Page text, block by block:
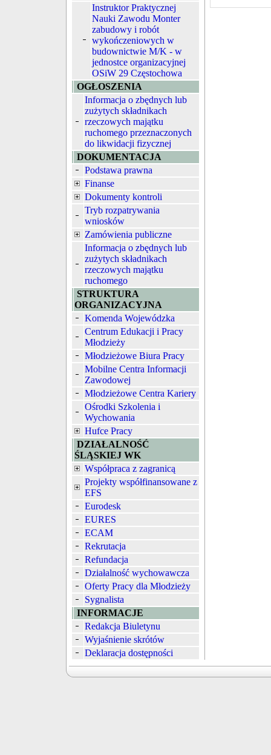
Instruktor Praktycznej
Nauki Zawodu Monter
zabudowy i robót
wykończeniowych w
budownictwie M/K - w
jednostce organizacyjnej
OSiW 29 Częstochowa
OGŁOSZENIA
Informacja o zbędnych lub
zużytych składnikach
rzeczowych majątku
ruchomego przeznaczonych
do likwidacji fizycznej
DOKUMENTACJA
Podstawa prawna
Finanse
Dokumenty kontroli
Tryb rozpatrywania
wniosków
Zamówienia publiczne
Informacja o zbędnych lub
zużytych składnikach
rzeczowych majątku
ruchomego
STRUKTURA
ORGANIZACYJNA
Komenda Wojewódzka
Centrum Edukacji i Pracy
Młodzieży
Młodzieżowe Biura Pracy
Mobilne Centra Informacji
Zawodowej
Młodzieżowe Centra Kariery
Ośrodki Szkolenia i
Wychowania
Hufce Pracy
DZIAŁALNOŚĆ
ŚLĄSKIEJ WK
Współpraca z zagranicą
Projekty współfinansowane z
EFS
Eurodesk
EURES
ECAM
Rekrutacja
Refundacja
Działalność wychowawcza
Oferty Pracy dla Młodzieży
Sygnalista
INFORMACJE
Redakcja Biuletynu
Wyjaśnienie skrótów
Deklaracja dostępności